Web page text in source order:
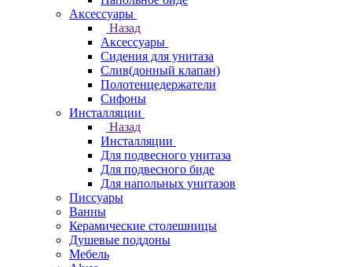
Аксессуары
Назад
Аксессуары
Сидения для унитаза
Слив(донный клапан)
Полотенцедержатели
Сифоны
Инсталляции
Назад
Инсталляции
Для подвесного унитаза
Для подвесного биде
Для напольных унитазов
Писсуары
Ванны
Керамические столешницы
Душевые поддоны
Мебель